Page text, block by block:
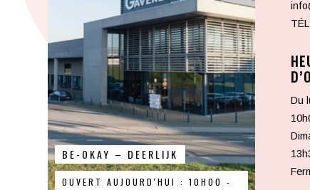
BE-OKAY – DEERLIJK
OUVERT AUJOURD'HUI : 10H00 -
Du